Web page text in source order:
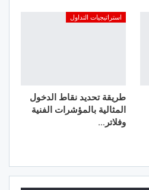
استراتيجيات التداول
طريقة تحديد نقاط الدخول
المثالية بالمؤشرات الفنية
وفلاتر…